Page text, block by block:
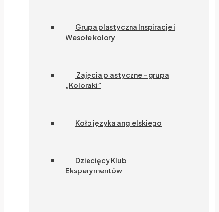
Grupa plastyczna Inspiracje i
Wesołe kolory
Zajęcia plastyczne – grupa
„Koloraki”
Koło języka angielskiego
Dziecięcy Klub
Eksperymentów